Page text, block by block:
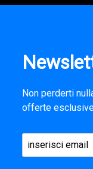
Non perderti
offerte